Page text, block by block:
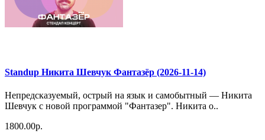
Standup Никита Шевчук Фантазёр (2026-11-14)
Непредсказуемый, острый на язык и самобытный — Никита
Шевчук с новой программой "Фантазер". Никита о..
1800.00р.